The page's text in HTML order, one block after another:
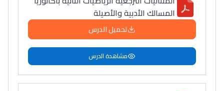
المسالك الأدبية والأصيلة
تحميل الدرس
مشاهدة الدرس